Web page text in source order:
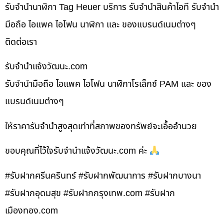
รับจำนำนาฬิกา Tag Heuer บริการ รับจำนำสินค้าไอที รับจำนำ
มือถือ ไอแพค ไอโฟน นาฬิกา และ ของแบรนด์เนมต่างๆ
ติดต่อเรา
รับจํานําแจ้งวัฒนะ.com
รับจำนำมือถือ ไอแพค ไอโฟน นาฬิกาโรเล็กซ์ PAM และ ของ
แบรนด์เนมต่างๆ
ให้ราคารับจำนำสูงสุดเท่าที่สภาพของทรัพย์จะเอื้ออำนวย
ขอบคุณที่ไว้ใจรับจำนำแจ้งวัฒนะ.com ค่ะ
#รับฝากศรีนครินทร์ #รับฝากพัฒนาการ #รับฝากบางนา
#รับฝากอุดมสุข #รับฝากกรุงเทพ.com #รับฝาก
เมืองทอง.com